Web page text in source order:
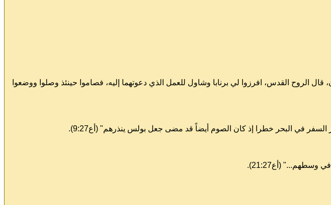
الروح القدس، افرزوا لي برنابا وشاول للعمل الذي دعوتهما إليه، فصاموا حينئذ وصلوا ووضعوا